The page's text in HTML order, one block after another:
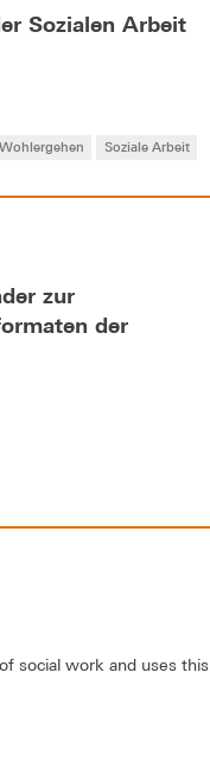
Sozialen Arbeit
Soziale Arbeit
zur
der
social work and uses this